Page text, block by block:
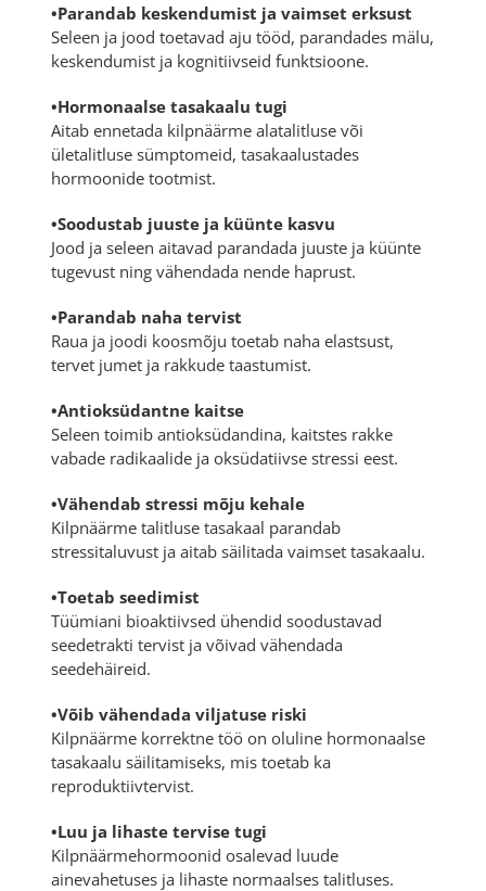
•Parandab keskendumist ja vaimset erksust
Seleen ja jood toetavad aju tööd, parandades mälu,
keskendumist ja kognitiivseid funktsioone.
•Hormonaalse tasakaalu tugi
Aitab ennetada kilpnäärme alatalitluse või
ületalitluse sümptomeid, tasakaalustades
hormoonide tootmist.
•Soodustab juuste ja küünte kasvu
Jood ja seleen aitavad parandada juuste ja küünte
tugevust ning vähendada nende haprust.
•Parandab naha tervist
Raua ja joodi koosmõju toetab naha elastsust,
tervet jumet ja rakkude taastumist.
•Antioksüdantne kaitse
Seleen toimib antioksüdandina, kaitstes rakke
vabade radikaalide ja oksüdatiivse stressi eest.
•Vähendab stressi mõju kehale
Kilpnäärme talitluse tasakaal parandab
stressitaluvust ja aitab säilitada vaimset tasakaalu.
•Toetab seedimist
Tüümiani bioaktiivsed ühendid soodustavad
seedetrakti tervist ja võivad vähendada
seedehäireid.
•Võib vähendada viljatuse riski
Kilpnäärme korrektne töö on oluline hormonaalse
tasakaalu säilitamiseks, mis toetab ka
reproduktiivtervist.
•Luu ja lihaste tervise tugi
Kilpnäärmehormoonid osalevad luude
ainevahetuses ja lihaste normaalses talitluses.